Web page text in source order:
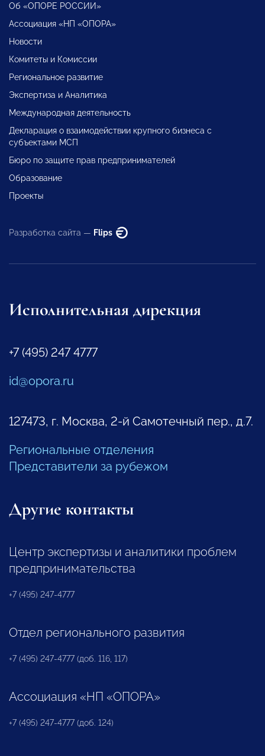
Об «ОПОРЕ РОССИИ»
Ассоциация «НП «ОПОРА»
Новости
Комитеты и Комиссии
Региональное развитие
Экспертиза и Аналитика
Международная деятельность
Декларация о взаимодействии крупного бизнеса с
субъектами МСП
Бюро по защите прав предпринимателей
Образование
Проекты
Разработка сайта — Flips
Исполнительная дирекция
+7 (495) 247 4777
id@opora.ru
127473, г. Москва, 2-й Самотечный пер., д.7.
Региональные отделения
Представители за рубежом
Другие контакты
Центр экспертизы и аналитики проблем
предпринимательства
+7 (495) 247-4777
Отдел регионального развития
+7 (495) 247-4777 (доб. 116, 117)
Ассоциация «НП «ОПОРА»
+7 (495) 247-4777 (доб. 124)